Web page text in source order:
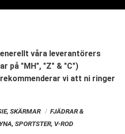
våra leverantörers
på "MH", "Z" & "C")
vi att ni ringer
SKÄRMAR
FJÄDRAR &
SPORTSTER, V-ROD